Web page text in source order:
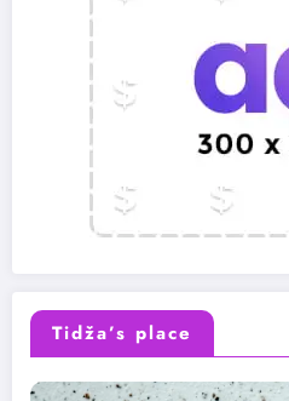
Tidža’s place